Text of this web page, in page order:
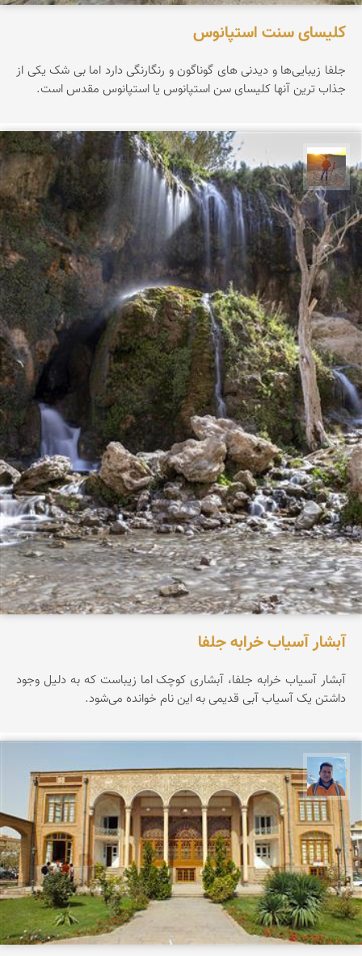
کلیسای سنت استپانوس
جلفا زیبایی‌ها و دیدنی های گوناگون و رنگارنگی دارد اما بی شک یکی از
جذاب ترین آنها کلیسای سن استپانوس یا استپانوس مقدس است.
مهدی مخلصیان
آبشار آسیاب خرابه جلفا
آبشار آسیاب خرابه جلفا، آبشاری کوچک اما زیباست که به دلیل وجود
داشتن یک آسیاب آبی قدیمی به این نام خوانده می‌شود.
محمد نورمحمديان